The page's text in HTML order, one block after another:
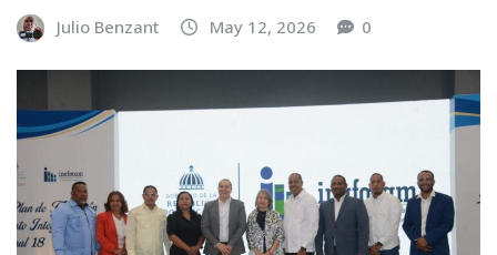
Julio Benzant May 12, 2026 0